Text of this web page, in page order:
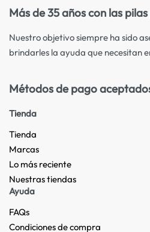
Más de 35 años con las
Nuestro objetivo siempre ha sido
brindarles la ayuda que necesitan
Métodos de pago
Tienda
Tienda
Marcas
Lo más reciente​
Nuestras tiendas​
Ayuda
FAQs
Condiciones de compra